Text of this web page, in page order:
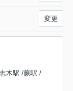
変更
木駅 /蕨駅 /